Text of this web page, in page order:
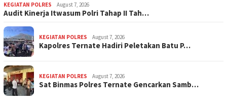
KEGIATAN POLRES August 7, 2026
Audit Kinerja Itwasum Polri Tahap II Tah…
KEGIATAN POLRES August 7, 2026
Kapolres Ternate Hadiri Peletakan Batu P…
KEGIATAN POLRES August 7, 2026
Sat Binmas Polres Ternate Gencarkan Samb…